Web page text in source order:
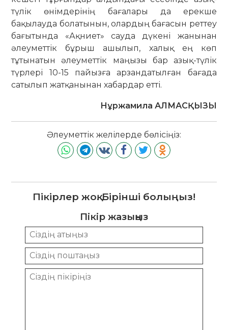
түлік өнімдерінің бағалары да ерекше
бақылауда болатынын, олардың бағасын реттеу
бағытында «Ақниет» сауда дүкені жанынан
әлеуметтік бұрыш ашылып, халық ең көп
тұтынатын әлеуметтік маңызы бар азық-түлік
түрлері 10-15 пайызға арзандатылған бағада
сатылып жатқанынан хабардар етті.
Нұржамила АЛМАСҚЫЗЫ
Әлеуметтік желілерде бөлісіңіз:
Пікірлер жоқ. Бірінші болыңыз!
Пікір жазыңыз